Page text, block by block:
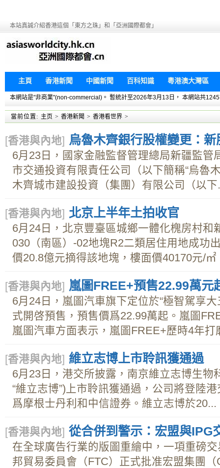
本站真誠介紹香港這個「東方之珠」和「亞洲國際都會」
主頁 香港新聞 中國新聞 百科知識 粵港澳大灣區
本網站是"非商業"(non-commercial)。 暫統計至2026年3月13日， 本網站共
當前位置: 主页 > 香港新聞 > 香港看世界 >
[香港與內地] 烏魯木齊銀行股權變更：
6月23日，國家金融監督管理總局新疆監管
市交通投資有限責任公司（以下簡稱“烏魯
木齊城市建設投資（集團）有限公司（以下
[香港與內地] 北京上半年土拍收官
6月24日，北京豐臺區城鄉一體化槐房村和
030（南區）-02地塊R2二類居住用地成功
價20.8億元摘得該地塊，樓面價40170元/
[香港與內地] 嵐圖FREE+預售22.99萬元
6月24日，嵐圖汽車旗下定位於“極智駕享
式開啓預售，預售價爲22.99萬起。嵐圖
嵐圖汽車方面表示，嵐圖FREE+歷時4年
[香港與內地] 維立志博上市聆訊獲通過
6月23日，港交所披露，南京維立志博生物
“維立志博”)上市聆訊獲通過，公司將登陸
爲摩根士丹利和中信證券。維立志博於20...
[香港與內地] 從合併到警示：宏盟與IPG
在全球廣告行業的版圖重繪中，一項重磅
邦貿易委員會（FTC）正式批准宏盟集團（